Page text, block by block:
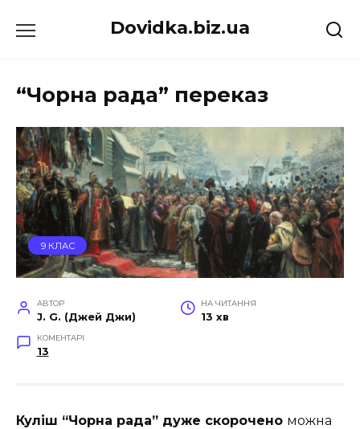
до
Dovidka.biz.ua
“Чорна рада” переказ
9 КЛАС
АВТОР
J. G. (Джей Джи)
НА ЧИТАННЯ
13 хв
КОМЕНТАРІ
13
Куліш “Чорна рада” дуже скорочено можна